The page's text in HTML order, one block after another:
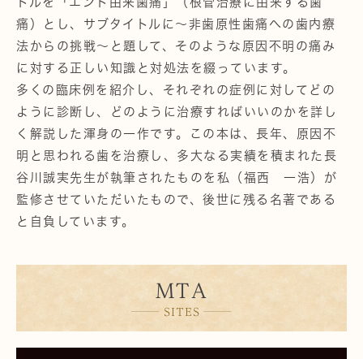
痛）とし、サブタイトルに～非歯原性歯痛への歯内療
法からの挑戦～と題して、そのような原因不明の痛み
に対する正しい知識と対処法を綴っています。
多くの臨床例を紹介し、それぞれの症例に対してどの
ように診断し、どのように治療すればいいのかを詳し
く解説した渾身の一作です。この本は、長年、原因不
明と思われる歯を治療し、多大なる実績を積まれた長
谷川誠実先生が執筆されたものを私（福西 一浩）が
監修させていただいたもので、後世に残る名著である
と自負しています。
MTA